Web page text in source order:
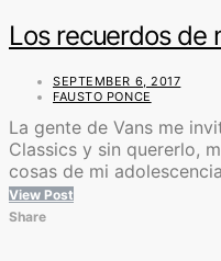
Los recuerdos de
SEPTEMBER 6, 2017
FAUSTO PONCE
La gente de Vans me
Classics y sin quererlo,
cosas de mi
View Post
Share